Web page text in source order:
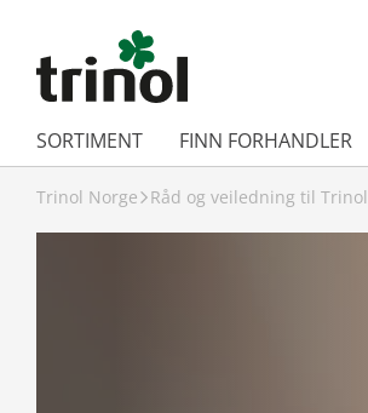
SORTIMENT FINN FORHANDLER
Trinol Norge Råd og veiledning til